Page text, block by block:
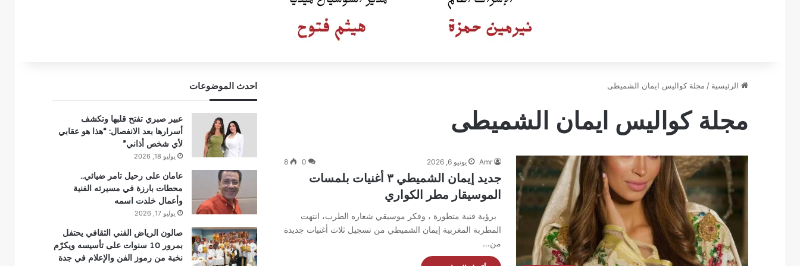
الرئيسية / مجلة كواليس ايمان الشميطى
مجلة كواليس ايمان الشميطى
Amr يونيو 6, 2026 0
8
جديد إيمان الشميطي ٣ أغنيات بلمسات
الموسيقار مطر الكواري
برؤية فنية متطورة ، وفكر موسيقي شعاره الطرب، انتهت
المطربة المغربية إيمان الشميطي من تسجيل ثلاث أغنيات جديدة
من…
احدث الموضوعات
عبير صبري تفتح قلبها وتكشف
أسرارها بعد الانفصال: “هذا هو عقابي
لأي شخص أذاني”
يوليو 18, 2026
عامان على رحيل تامر ضيائي..
محطات بارزة في مسيرته الفنية
وأعمال خلدت اسمه
يوليو 17, 2026
صالون الرياض الفني الثقافي يحتفل
بمرور 10 سنوات على تأسيسه ويكرّم
نخبة من رموز الفن والإعلام في جدة